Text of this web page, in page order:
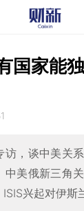
国家能
访，谈中美关
中美俄新三角
兴起对伊斯